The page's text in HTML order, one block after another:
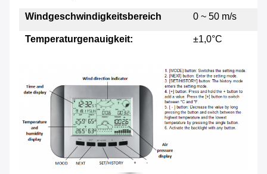
Windgeschwindigkeitsbereich 0 ~ 50 m/s
Temperaturgenauigkeit: ±1,0°C